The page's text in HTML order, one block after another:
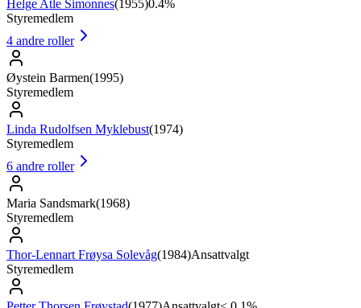
Helge Atle Simonnes(1955)0.4%
Styremedlem
4 andre roller
Øystein Barmen(1995)
Styremedlem
Linda Rudolfsen Myklebust(1974)
Styremedlem
6 andre roller
Maria Sandsmark(1968)
Styremedlem
Thor-Lennart Frøysa Solevåg(1984)Ansattvalgt
Styremedlem